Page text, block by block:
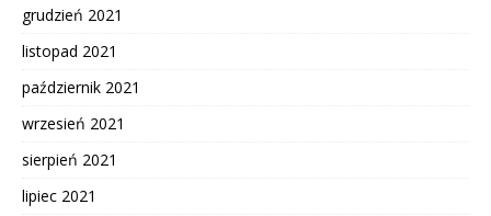
grudzień 2021
listopad 2021
październik 2021
wrzesień 2021
sierpień 2021
lipiec 2021